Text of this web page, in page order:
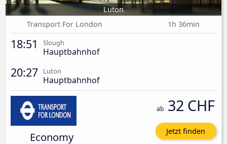
Luton
Transport For London
1h 36min
18:51 Slough
Hauptbahnhof
20:27 Luton
Hauptbahnhof
Economy
ab 32 CHF
Jetzt finden